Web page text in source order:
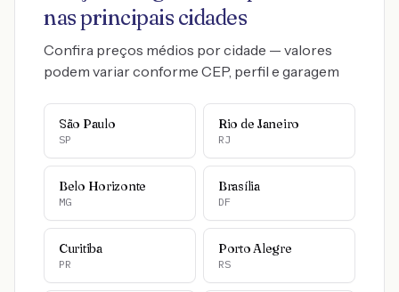
nas principais cidades
Confira preços médios por cidade — valores
podem variar conforme CEP, perfil e garagem
São Paulo
SP
Rio de Janeiro
RJ
Belo Horizonte
MG
Brasília
DF
Curitiba
PR
Porto Alegre
RS